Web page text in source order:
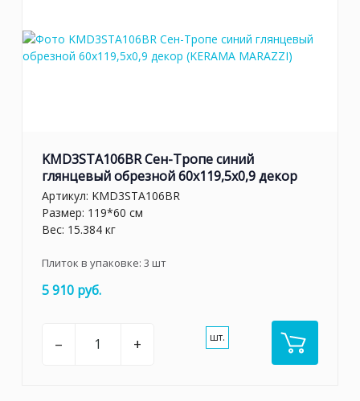
KMD3STA106BR Сен-Тропе синий
глянцевый обрезной 60x119,5x0,9 декор
Артикул: KMD3STA106BR
Размер: 119*60 см
Вес: 15.384 кг
Плиток в упаковке: 3 шт
5 910 руб.
– + шт.